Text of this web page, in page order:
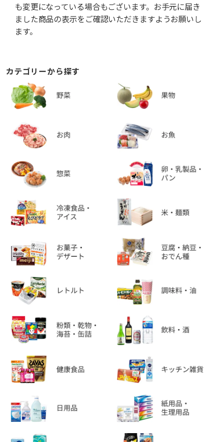
も変更になっている場合もございます。お手元に届き
ました商品の表示をご確認いただきますようお願いし
ます。
カテゴリーから探す